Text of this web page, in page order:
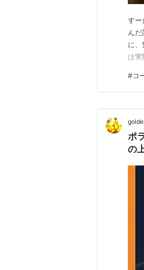
すー
ん
に、
は実
#コ
ポ
の